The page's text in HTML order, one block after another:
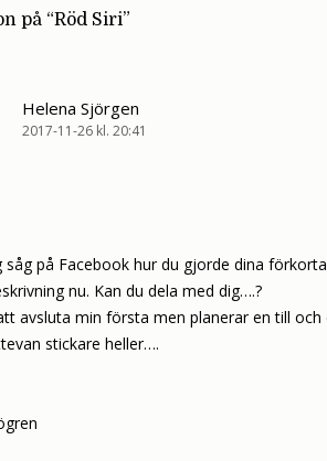
på “Röd Siri”
Helena Sjörgen
2017-11-26 kl. 20:41
såg på Facebook hur du gjorde dina
nu. Kan du dela med dig….?
avsluta min första men planerar en till och
stickare heller….